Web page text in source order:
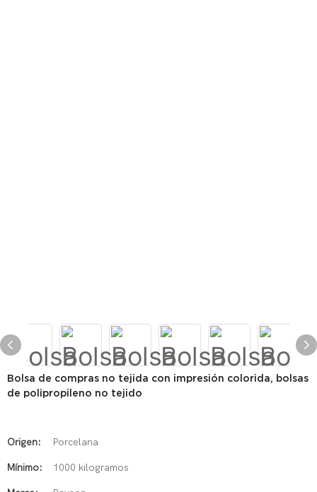
Bolsa de compras no tejida con impresión colorida, bolsas
de polipropileno no tejido
Origen: Porcelana
Mínimo: 1000 kilogramos